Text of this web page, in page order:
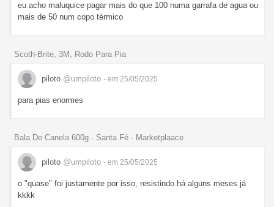
eu acho maluquice pagar mais do que 100 numa garrafa de agua ou
mais de 50 num copo térmico
Scoth-Brite, 3M, Rodo Para Pia
piloto @umpiloto - em 25/05/2025
para pias enormes
Bala De Canela 600g - Santa Fé - Marketplaace
piloto @umpiloto - em 25/05/2025
o "quase" foi justamente por isso, resistindo há alguns meses já
kkkk